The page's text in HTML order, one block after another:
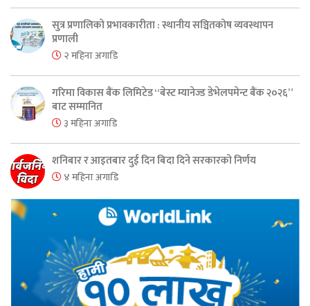
सुत्र प्रणालिको प्रभावकारीता : स्थानीय सञ्चितकोष व्यवस्थापन
प्रणाली
२ महिना अगाडि
गरिमा विकास बैंक लिमिटेड “बेस्ट म्यानेज्ड डेभेलपमेन्ट बैंक २०२६”
बाट सम्मानित
३ महिना अगाडि
शनिबार र आइतबार दुई दिन बिदा दिने सरकारको निर्णय
४ महिना अगाडि